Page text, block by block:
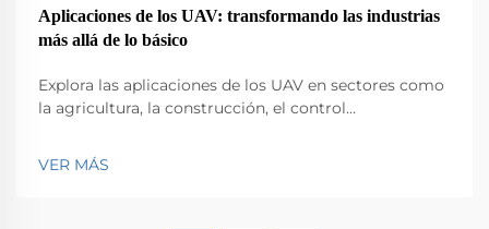
Aplicaciones de los UAV: transformando las industrias
más allá de lo básico
Explora las aplicaciones de los UAV en sectores como
la agricultura, la construcción, el control
Descubre su impacto en la eficiencia y la innovación.
VER MÁS